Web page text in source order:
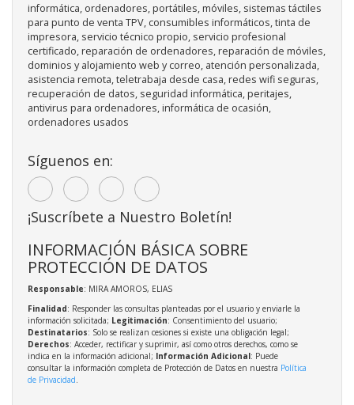
informática, ordenadores, portátiles, móviles, sistemas táctiles
para punto de venta TPV, consumibles informáticos, tinta de
impresora, servicio técnico propio, servicio profesional
certificado, reparación de ordenadores, reparación de móviles,
dominios y alojamiento web y correo, atención personalizada,
asistencia remota, teletrabaja desde casa, redes wifi seguras,
recuperación de datos, seguridad informática, peritajes,
antivirus para ordenadores, informática de ocasión,
ordenadores usados
Síguenos en:
¡Suscríbete a Nuestro Boletín!
INFORMACIÓN BÁSICA SOBRE
PROTECCIÓN DE DATOS
Responsable: MIRA AMOROS, ELIAS
Finalidad: Responder las consultas planteadas por el usuario y enviarle la
información solicitada; Legitimación: Consentimiento del usuario;
Destinatarios: Solo se realizan cesiones si existe una obligación legal;
Derechos: Acceder, rectificar y suprimir, así como otros derechos, como se
indica en la información adicional; Información Adicional: Puede
consultar la información completa de Protección de Datos en nuestra Política
de Privacidad